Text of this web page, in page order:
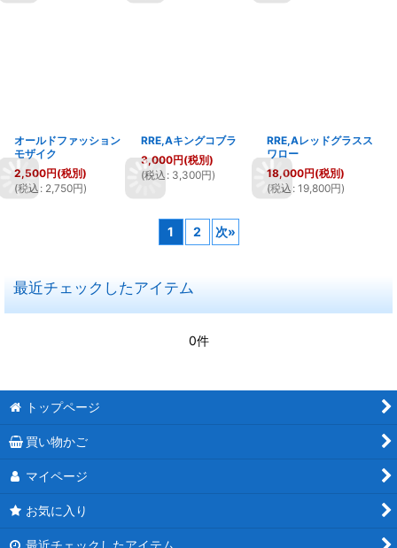
オールドファッション
モザイク
2,500円(税別)
(税込 : 2,750円)
RRE,Aキングコブラ
3,000円(税別)
(税込 : 3,300円)
RRE,Aレッドグラスス
ワロー
18,000円(税別)
(税込 : 19,800円)
1 2 次»
最近チェックしたアイテム
0件
トップページ
買い物かご
マイページ
お気に入り
最近チェックしたアイテム